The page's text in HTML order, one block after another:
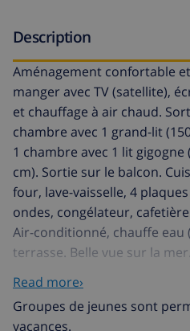
Description
Aménagement confortable
manger avec TV (satellite),
et chauffage à air chaud.
chambre avec 1 grand-lit
1 chambre avec 1 lit
cm). Sortie sur le balcon.
four, lave-vaisselle, 4
ondes, congélateur,
Air-conditionné, chauffe eau
terrasse. Belle vue sur la
(couvert). HUTG006627 //
Read more›
Groupes de jeunes sont
vacances.